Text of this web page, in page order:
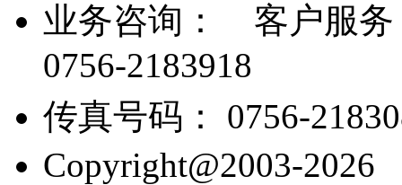
业务咨询：
客户服务
0756-2183918
传真号码： 0756-
Copyright@2003-